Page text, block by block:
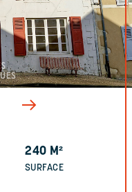
240 M²
SURFACE